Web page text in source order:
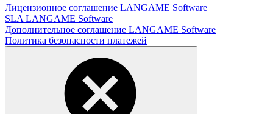
Лицензионное соглашение LANGAME Software
SLA LANGAME Software
Дополнительное соглашение LANGAME Software
Политика безопасности платежей